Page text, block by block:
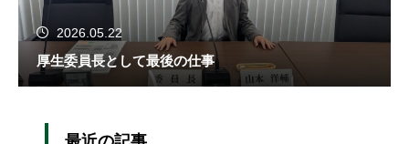
2026.05.22
厚生委員長として最後の仕事